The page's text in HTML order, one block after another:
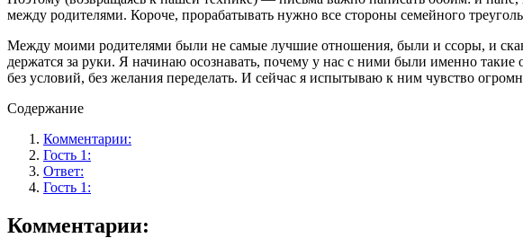
между родителями. Короче, прорабатывать нужно все стороны семейного
Между моими родителями были не самые лучшие отношения, были и ссоры, и
держатся за руки. Я начинаю осознавать, почему у нас с ними были именно
без условий, без желания переделать. И сейчас я испытываю к ним чувство
Содержание
Комментарии:
Гость 1:
Ответ:
Гость 1:
Комментарии: